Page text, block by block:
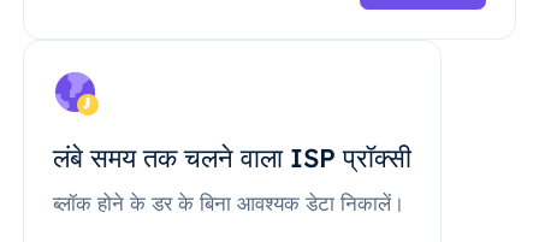
लंबे समय तक चलने वाला ISP प्रॉक्सी
ब्लॉक होने के डर के बिना आवश्यक डेटा निकालें।